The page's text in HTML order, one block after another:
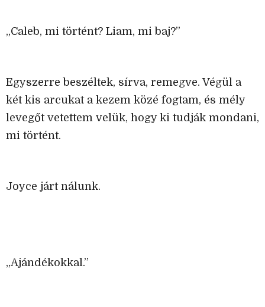
„Caleb, mi történt? Liam, mi baj?”
Egyszerre beszéltek, sírva, remegve. Végül a
két kis arcukat a kezem közé fogtam, és mély
levegőt vetettem velük, hogy ki tudják mondani,
mi történt.
Joyce járt nálunk.
„Ajándékokkal.”